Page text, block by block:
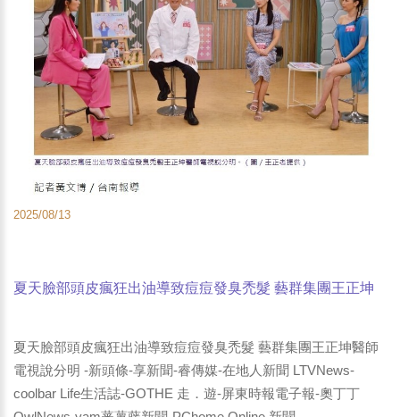
2025/08/13
夏天臉部頭皮瘋狂出油導致痘痘發臭禿髮 藝群集團王正坤
夏天臉部頭皮瘋狂出油導致痘痘發臭禿髮 藝群集團王正坤醫師
電視說分明 -新頭條-享新聞-睿傳媒-在地人新聞 LTVNews-
coolbar Life生活誌-GOTHE 走．遊-屏東時報電子報-奧丁丁